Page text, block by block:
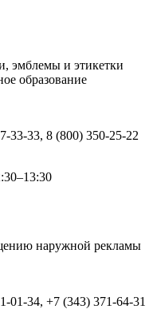
эмблемы и этикетки
образование
33-33, 8 (800) 350-25-22
наружной рекламы
01-34, +7 (343) 371-64-31